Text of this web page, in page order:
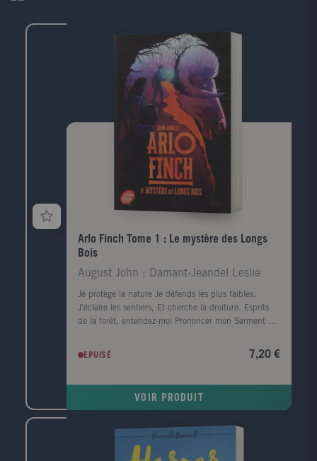
a Nobel Peace Prize.A must-read for anyone who
believes in the power of change.* This teen edition is
a first-hand account told in Malala's own words for
her generation. The paperback includes extra
material, a Q&A and updated discussion notes. * This
book inspired the film HE NAMED ME MALALA, the
winner of the BAFTA for Best Documentary.
Arlo Finch Tome 1 : Le mystère des Longs
Bois
August John ; Damant-Jeandel Leslie
Je protège la nature Je défends les plus faibles,
J'éclaire les sentiers, Et cherche la droiture. Esprits
de la forêt, entendez-moi Prononcer mon Serment du
Mountain, il n'imagine pas que, dans les mystérieux
Longs Bois qui entourent la ville, certaines pistes le
EPUISÉ 7,20 €
VOIR PRODUIT